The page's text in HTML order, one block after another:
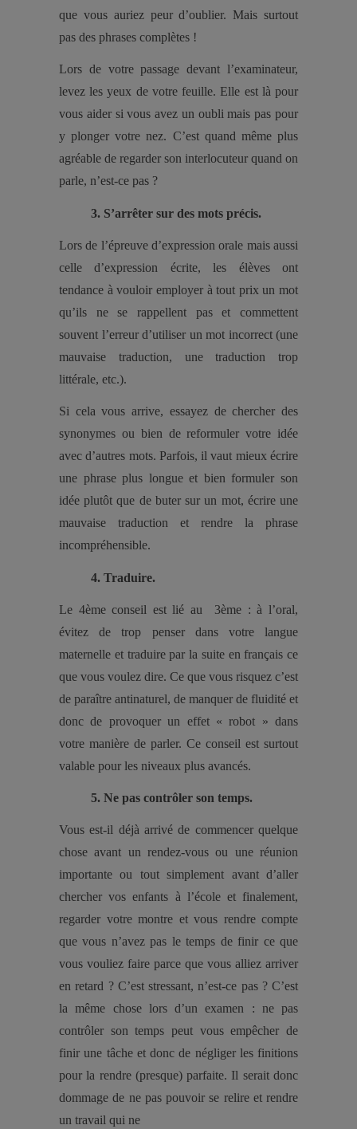
que vous auriez peur d’oublier. Mais surtout
pas des phrases complètes !
Lors de votre passage devant l’examinateur,
levez les yeux de votre feuille. Elle est là pour
vous aider si vous avez un oubli mais pas pour
y plonger votre nez. C’est quand même plus
agréable de regarder son interlocuteur quand on
parle, n’est-ce pas ?
3. S’arrêter sur des mots précis.
Lors de l’épreuve d’expression orale mais aussi
celle d’expression écrite, les élèves ont
tendance à vouloir employer à tout prix un mot
qu’ils ne se rappellent pas et commettent
souvent l’erreur d’utiliser un mot incorrect (une
mauvaise traduction, une traduction trop
littérale, etc.).
Si cela vous arrive, essayez de chercher des
synonymes ou bien de reformuler votre idée
avec d’autres mots. Parfois, il vaut mieux écrire
une phrase plus longue et bien formuler son
idée plutôt que de buter sur un mot, écrire une
mauvaise traduction et rendre la phrase
incompréhensible.
4. Traduire.
Le 4ème conseil est lié au 3ème : à l’oral,
évitez de trop penser dans votre langue
maternelle et traduire par la suite en français ce
que vous voulez dire. Ce que vous risquez c’est
de paraître antinaturel, de manquer de fluidité et
donc de provoquer un effet « robot » dans
votre manière de parler. Ce conseil est surtout
valable pour les niveaux plus avancés.
5. Ne pas contrôler son temps.
Vous est-il déjà arrivé de commencer quelque
chose avant un rendez-vous ou une réunion
importante ou tout simplement avant d’aller
chercher vos enfants à l’école et finalement,
regarder votre montre et vous rendre compte
que vous n’avez pas le temps de finir ce que
vous vouliez faire parce que vous alliez arriver
en retard ? C’est stressant, n’est-ce pas ? C’est
la même chose lors d’un examen : ne pas
contrôler son temps peut vous empêcher de
finir une tâche et donc de négliger les finitions
pour la rendre (presque) parfaite. Il serait donc
dommage de ne pas pouvoir se relire et rendre
un travail qui ne